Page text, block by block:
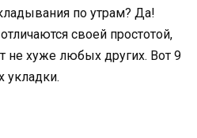
по утрам? Да!
своей простотой,
не хуже любых других. Вот 9
укладки.